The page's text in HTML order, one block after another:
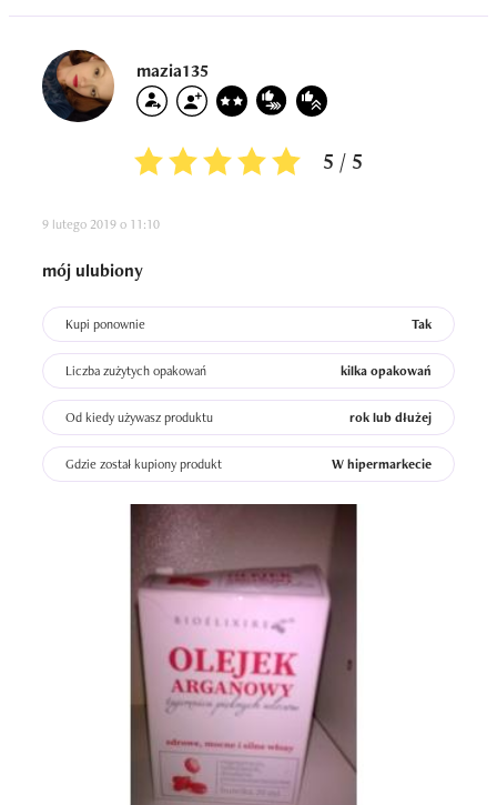
mazia135
5 / 5
9 lutego 2019 o 11:10
mój ulubiony
Kupi ponownie Tak
Liczba zużytych opakowań kilka opakowań
Od kiedy używasz produktu rok lub dłużej
Gdzie został kupiony produkt W hipermarkecie